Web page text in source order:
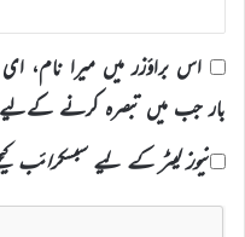
اس براؤزر میں میرا نام،
بار جب میں تبصرہ کرنے
نیوز لیٹر کے لیے سبسکرائب